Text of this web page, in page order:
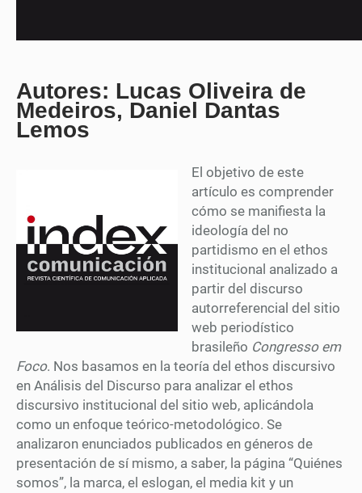
Autores: Lucas Oliveira de
Medeiros, Daniel Dantas
Lemos
El objetivo de este
artículo es comprender
cómo se manifiesta la
ideología del no
partidismo en el ethos
institucional analizado a
partir del discurso
autorreferencial del sitio
web periodístico
brasileño Congresso em
Foco. Nos basamos en la teoría del ethos discursivo
en Análisis del Discurso para analizar el ethos
discursivo institucional del sitio web, aplicándola
como un enfoque teórico-metodológico. Se
analizaron enunciados publicados en géneros de
presentación de sí mismo, a saber, la página “Quiénes
somos”, la marca, el eslogan, el media kit y un